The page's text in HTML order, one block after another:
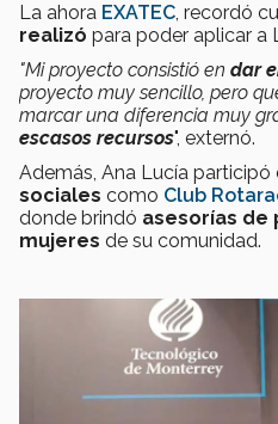
La ahora EXATEC, recordó
realizó para poder aplicar a
"Mi proyecto consistió en dar
proyecto muy sencillo, pero
marcar una diferencia muy
escasos recursos", externó.
Además, Ana Lucía participó
sociales como Club
donde brindó asesorías de
mujeres de su comunidad.